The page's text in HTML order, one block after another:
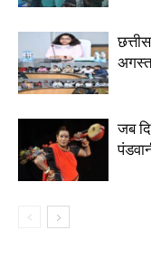
जब